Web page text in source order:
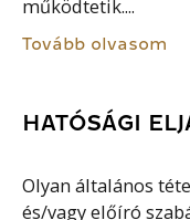
működtetik....
Tovább olvasom
HATÓSÁGI
Olyan általános
és/vagy előíró